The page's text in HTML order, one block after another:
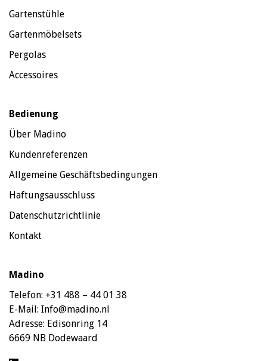
Gartenstühle
Gartenmöbelsets
Pergolas
Accessoires
Bedienung
Über Madino
Kundenreferenzen
Allgemeine Geschäftsbedingungen
Haftungsausschluss
Datenschutzrichtlinie
Kontakt
Madino
Telefon: +31 488 – 44 01 38
E-Mail: Info@madino.nl
Adresse: Edisonring 14
6669 NB Dodewaard